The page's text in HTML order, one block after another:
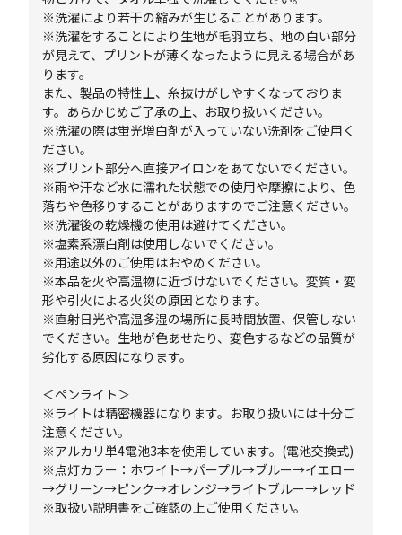
※洗濯により若干の縮みが生じることがあります。
※洗濯をすることにより生地が毛羽立ち、地の白い部分
が見えて、プリントが薄くなったように見える場合があ
ります。
また、製品の特性上、糸抜けがしやすくなっておりま
す。あらかじめご了承の上、お取り扱いください。
※洗濯の際は蛍光増白剤が入っていない洗剤をご使用く
ださい。
※プリント部分へ直接アイロンをあてないでください。
※雨や汗など水に濡れた状態での使用や摩擦により、色
落ちや色移りすることがありますのでご注意ください。
※洗濯後の乾燥機の使用は避けてください。
※塩素系漂白剤は使用しないでください。
※用途以外のご使用はおやめください。
※本品を火や高温物に近づけないでください。変質・変
形や引火による火災の原因となります。
※直射日光や高温多湿の場所に長時間放置、保管しない
でください。生地が色あせたり、変色するなどの品質が
劣化する原因になります。
＜ペンライト＞
※ライトは精密機器になります。お取り扱いには十分ご
注意ください。
※アルカリ単4電池3本を使用しています。(電池交換式)
※点灯カラー：ホワイト→パープル→ブルー→イエロー
→グリーン→ピンク→オレンジ→ライトブルー→レッド
※取扱い説明書をご確認の上ご使用ください。